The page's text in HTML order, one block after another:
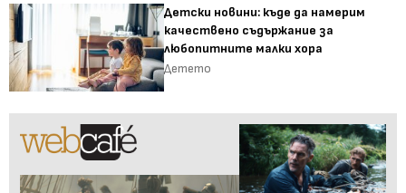
Детски новини: къде да намерим
качествено съдържание за
любопитните малки хора
Детето